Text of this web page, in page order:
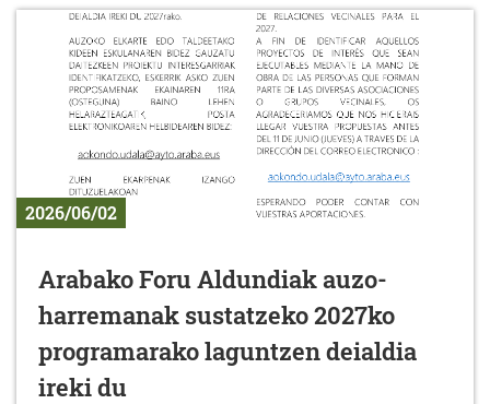
2026/06/02
Arabako Foru Aldundiak auzo-
harremanak sustatzeko 2027ko
programarako laguntzen deialdia
ireki du